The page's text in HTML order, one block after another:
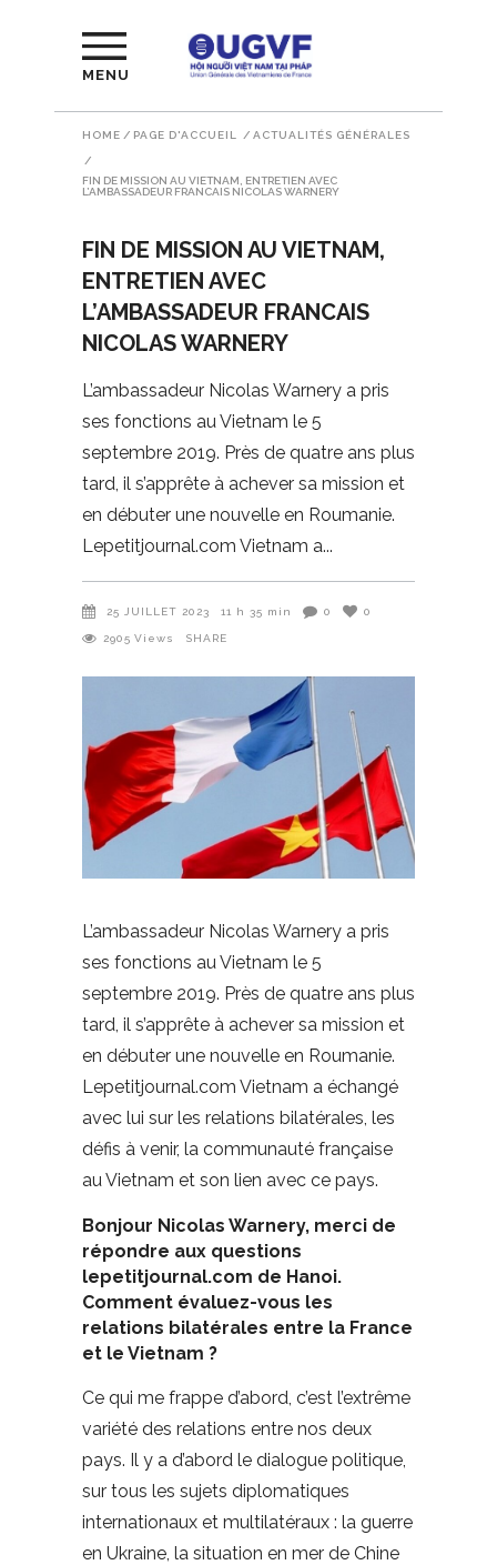
MENU
HOME / PAGE D'ACCUEIL / ACTUALITÉS GÉNÉRALES
/
FIN DE MISSION AU VIETNAM, ENTRETIEN AVEC
L’AMBASSADEUR FRANCAIS NICOLAS WARNERY
FIN DE MISSION AU VIETNAM,
ENTRETIEN AVEC
L’AMBASSADEUR FRANCAIS
NICOLAS WARNERY
L’ambassadeur Nicolas Warnery a pris
ses fonctions au Vietnam le 5
septembre 2019. Près de quatre ans plus
tard, il s’apprête à achever sa mission et
en débuter une nouvelle en Roumanie.
Lepetitjournal.com Vietnam a
25 JUILLET 2023 11 h 35 min 0 0
2905 Views SHARE
L’ambassadeur Nicolas Warnery a pris
ses fonctions au Vietnam le 5
septembre 2019. Près de quatre ans plus
tard, il s’apprête à achever sa mission et
en débuter une nouvelle en Roumanie.
Lepetitjournal.com Vietnam a échangé
avec lui sur les relations bilatérales, les
défis à venir, la communauté française
au Vietnam et son lien avec ce pays.
Bonjour Nicolas Warnery, merci de
répondre aux questions
lepetitjournal.com de Hanoi.
Comment évaluez-vous les
relations bilatérales entre la France
et le Vietnam ?
Ce qui me frappe d’abord, c’est l’extrême
variété des relations entre nos deux
pays. Il y a d’abord le dialogue politique,
sur tous les sujets diplomatiques
internationaux et multilatéraux : la guerre
en Ukraine, la situation en mer de Chine